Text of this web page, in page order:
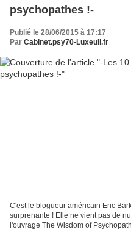
psychopathes !-
Publié le 28/06/2015 à 17:17
Par Cabinet.psy70-Luxeuil.fr
C'est le blogueur américain Eric
surprenante ! Elle ne vient pas de
l'ouvrage The Wisdom of